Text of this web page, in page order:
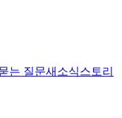
는 질문새소식스토리